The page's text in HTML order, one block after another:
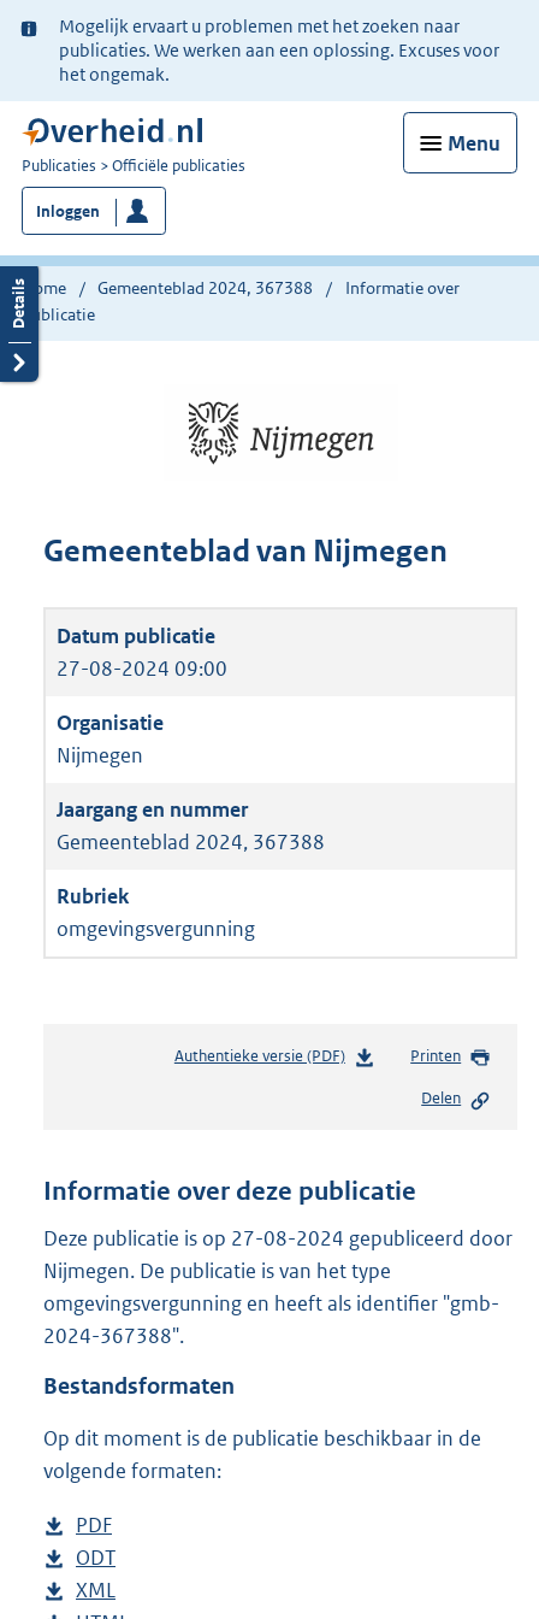
Ter
informatie:
Mogelijk ervaart u problemen met het zoeken naar
publicaties. We werken aan een oplossing. Excuses voor
het ongemak.
Menu
U
bent
nu
hier:
Publicaties Officiële publicaties
Inloggen
Home Gemeenteblad 2024, 367388
Informatie over
publicatie
Gemeenteblad van Nijmegen
27-08-2024 09:00
Nijmegen
Gemeenteblad 2024, 367388
omgevingsvergunning
Authentieke versie (PDF)b
n
s
r
o
:
Printen
Delen
Informatie over deze publicatie
Deze publicatie is op 27-08-2024 gepubliceerd door
Nijmegen. De publicatie is van het type
omgevingsvergunning en heeft als identifier "gmb-
2024-367388".
Bestandsformaten
Op dit moment is de publicatie beschikbaar in de
volgende formaten:
D
o
w
PDF
e
s
D
o
ODT
D
XML